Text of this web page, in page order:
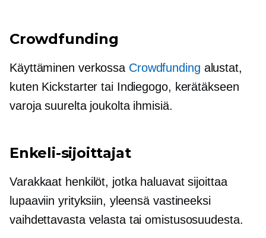
Crowdfunding
Käyttäminen verkossa Crowdfunding alustat,
kuten Kickstarter tai Indiegogo, kerätäkseen
varoja suurelta joukolta ihmisiä.
Enkeli-sijoittajat
Varakkaat henkilöt, jotka haluavat sijoittaa
lupaaviin yrityksiin, yleensä vastineeksi
vaihdettavasta velasta tai omistusosuudesta.